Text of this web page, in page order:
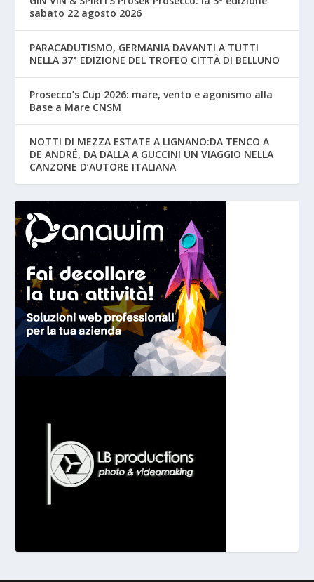
sabato 22 agosto 2026
PARACADUTISMO, GERMANIA DAVANTI A TUTTI
NELLA 37ª EDIZIONE DEL TROFEO CITTÀ DI BELLUNO
Prosecco’s Cup 2026: mare, vento e agonismo alla
Base a Mare CNSM
NOTTI DI MEZZA ESTATE A LIGNANO:DA TENCO A
DE ANDRÉ, DA DALLA A GUCCINI UN VIAGGIO NELLA
CANZONE D’AUTORE ITALIANA